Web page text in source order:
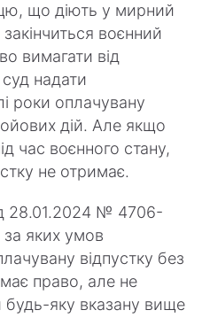
що діють у мирний
воєнний
вимагати від
надати
роки оплачувану
дій. Але якщо
час воєнного стану,
не отримає.
28.01.2024 № 4706-
яких умов
відпустку без
право, але не
яку вказану вище